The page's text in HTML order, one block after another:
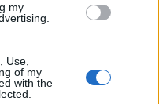
my
Use,
of my
with the
αποτελέσματα